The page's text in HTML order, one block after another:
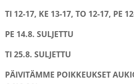
TI 12-17, KE 13-17, TO 12-17, PE
PE 14.8. SULJETTU
TI 25.8. SULJETTU
PÄIVITÄMME POIKKEUKSET